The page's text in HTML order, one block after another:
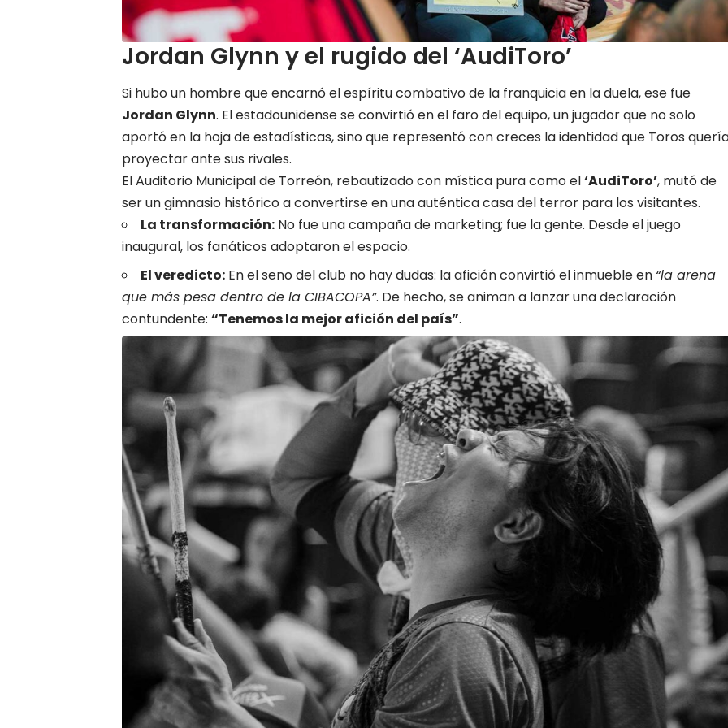
Jordan Glynn y el rugido del ‘AudiToro’
Si hubo un hombre que encarnó el espíritu combativo de la franquicia en la duela, ese fue
Jordan Glynn. El estadounidense se convirtió en el faro del equipo, un jugador que no solo
aportó en la hoja de estadísticas, sino que representó con creces la identidad que Toros
proyectar ante sus rivales.
El Auditorio Municipal de Torreón, rebautizado con mística pura como el‘AudiToro’, mutó de
ser un gimnasio histórico a convertirse en una auténtica casa del terror para los visitantes.
La transformación: No fue una campaña de marketing; fue la gente. Desde el juego
inaugural, los fanáticos adoptaron el espacio.
El veredicto: En el seno del club no hay dudas: la afición convirtió el inmueble en “la arena
que más pesa dentro de la CIBACOPA”. De hecho, se animan a lanzar una declaración
contundente: “Tenemos la mejor afición del país”.